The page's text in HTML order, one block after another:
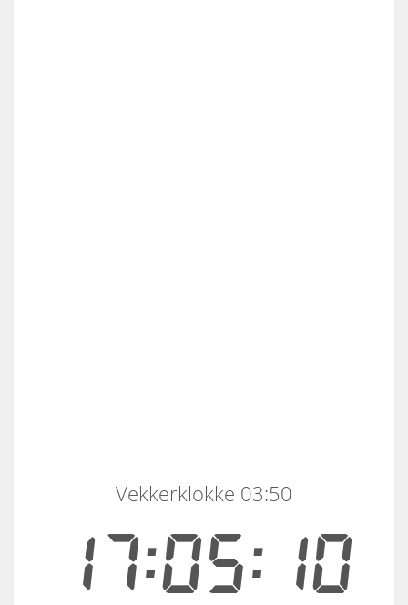
17:05:10
Vekkerklokke 03:50